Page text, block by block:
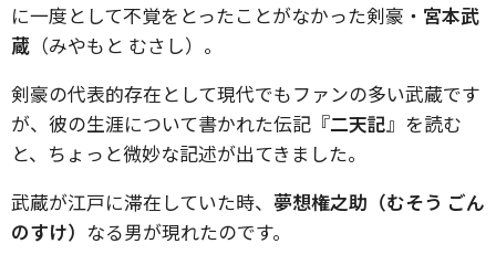
に一度として不覚をとったことがなかった剣豪・ 宮本武
蔵 （みやもと むさし）。
剣豪の代表的存在として現代でもファンの多い武蔵です
が、彼の生涯について書かれた伝記『二天記』を読む
と、ちょっと微妙な記述が出てきました。
武蔵が江戸に滞在していた時、 夢想権之助（むそう ごん
のすけ） なる男が現れたのです。